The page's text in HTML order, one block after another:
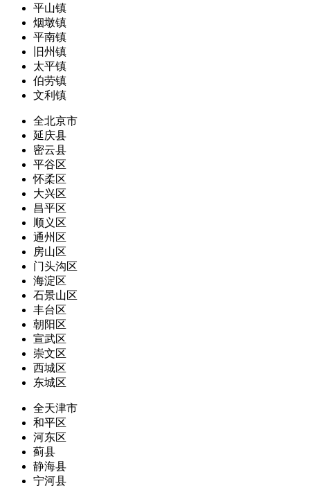
平山镇
烟墩镇
平南镇
旧州镇
太平镇
伯劳镇
文利镇
全北京市
延庆县
密云县
平谷区
怀柔区
大兴区
昌平区
顺义区
通州区
房山区
门头沟区
海淀区
石景山区
丰台区
朝阳区
宣武区
崇文区
西城区
东城区
全天津市
和平区
河东区
蓟县
静海县
宁河县